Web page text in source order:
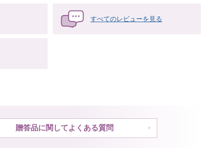
すべてのレビューを見る
贈答品に関してよくある質問